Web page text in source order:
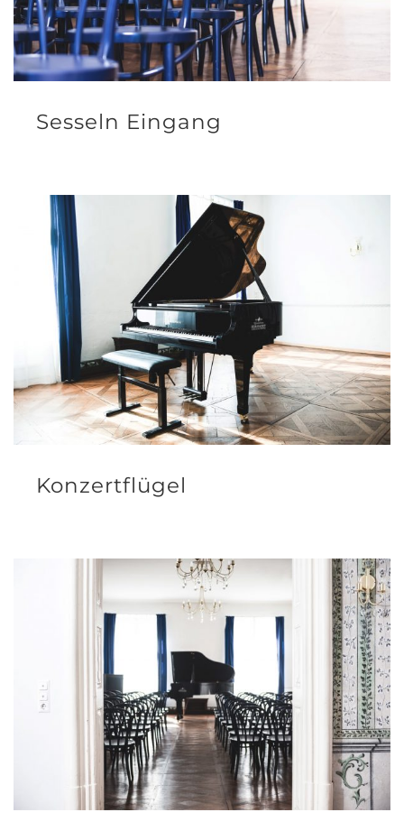
Sesseln Eingang
Konzertflügel